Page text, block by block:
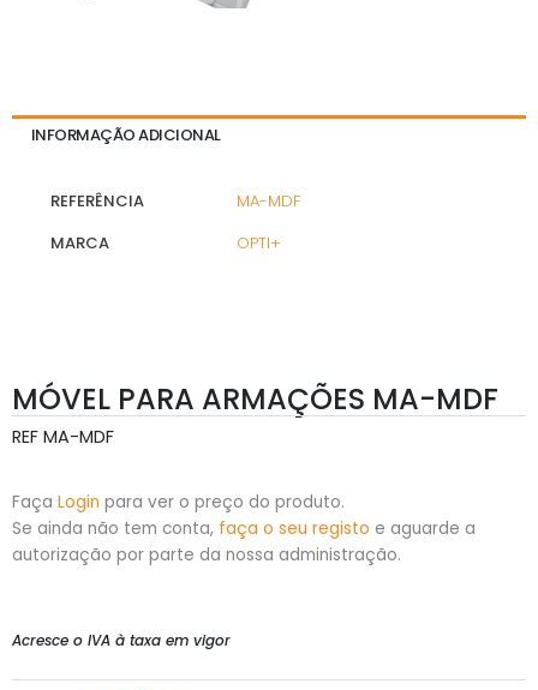
INFORMAÇÃO ADICIONAL
REFERÊNCIA
MA-MDF
MARCA
OPTI+
MÓVEL PARA ARMAÇÕES MA-MDF
REF MA-MDF
Faça Login para ver o preço do produto.
Se ainda não tem conta, faça o seu registo e aguarde a
autorização por parte da nossa administração.
Acresce o IVA à taxa em vigor